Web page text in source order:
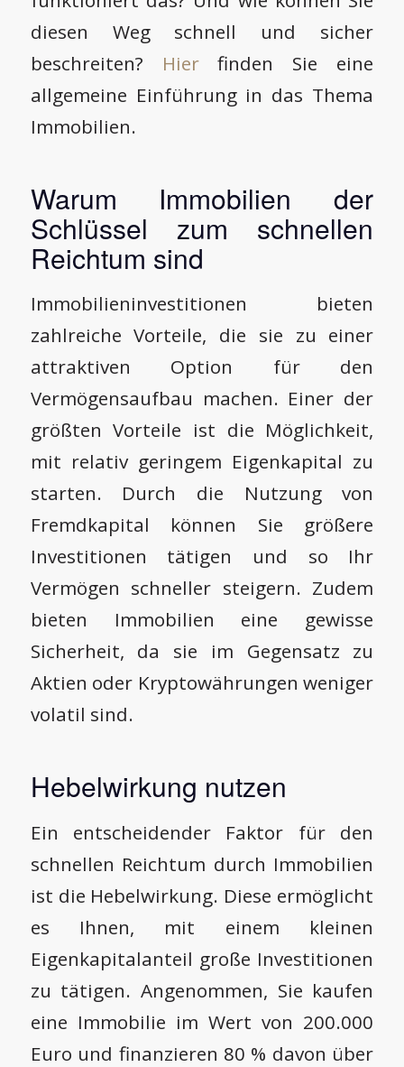
diesen Weg schnell und sicher
beschreiten? Hierfinden Sie eine
allgemeine Einführung in das Thema
Immobilien.
Warum Immobilien der
Schlüssel zum schnellen
Reichtum sind
Immobilieninvestitionen bieten
zahlreiche Vorteile, die sie zu einer
attraktiven Option für den
Vermögensaufbau machen. Einer der
größten Vorteile ist die Möglichkeit,
mit relativ geringem Eigenkapital zu
starten. Durch die Nutzung von
Fremdkapital können Sie größere
Investitionen tätigen und so Ihr
Vermögen schneller steigern. Zudem
bieten Immobilien eine gewisse
Sicherheit, da sie im Gegensatz zu
Aktien oder Kryptowährungen weniger
volatil sind.
Hebelwirkung nutzen
Ein entscheidender Faktor für den
schnellen Reichtum durch Immobilien
ist die Hebelwirkung. Diese ermöglicht
es Ihnen, mit einem kleinen
Eigenkapitalanteil große Investitionen
zu tätigen. Angenommen, Sie kaufen
eine Immobilie im Wert von 200.000
Euro und finanzieren 80 % davon über